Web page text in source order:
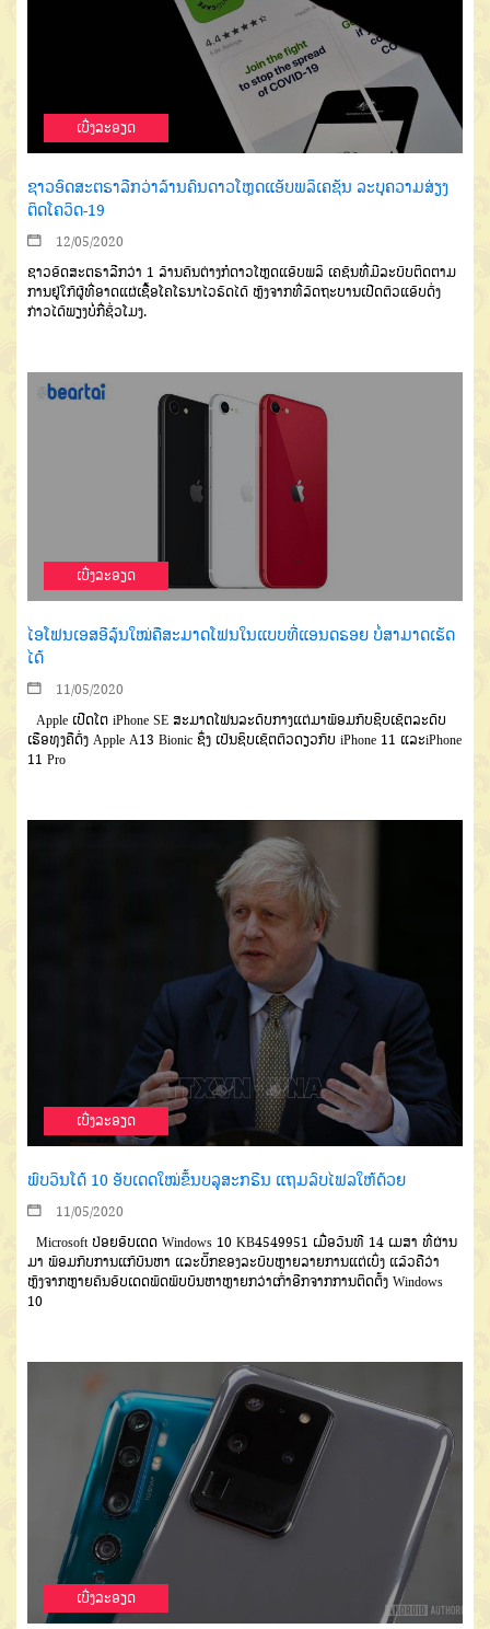
ເບີ່ງລະອຽດ
ຊາວອົດສະຕຣາລີກວ່າລ້ານຄົນດາວໂຫຼດແອັບພລິເຄຊັນ ລະບຸຄວາມສ່ຽງ
ຕິດໂຄວິດ-19
12/05/2020
ຊາວອົດສະຕຣາລີກວ່າ 1 ລ້ານຄົນຕ່າງກໍດາວໂຫຼດແອັບພລິ ເຄຊັນທີ່ມີລະບົບຕິດຕາມ
ການຢູ່ໃກ້ຜູ້ທີ່ອາດແຜ່ເຊື້ອໂຄໂຣນາໄວຣັດໄດ້ ຫຼັງຈາກທີ່ລັດຖະບານເປີດຕົວແອັບດັ່ງ
ກ່າວໄດ້ພຽງບໍ່ກີ່ຊົ່ວໂມງ.
ເບີ່ງລະອຽດ
ໄອໂຟນເອສອີລຸ້ນໃໝ່ຄືສະມາດໂຟນໃນແບບທີ່ແອນດຣອຍ ບໍ່ສາມາດເຮັດ
ໄດ້
11/05/2020
Apple ເປີດໂຕ iPhone SE ສະມາດໂຟນລະດັບກາງແຕ່ມາພ້ອມກັບຊິບເຊັຕລະດັບ
ເຮືອທຸງຄືດັ່ງ Apple A13 Bionic ຊຶ່ງ ເປັນຊິບເຊັຕຕົວດຽວກັບ iPhone 11 ແລະiPhone
11 Pro
ເບີ່ງລະອຽດ
ພົບວິນໂດ້ 10 ອັບເດດໃໝ່ຂຶ້ນບລູສະກຣີນ ແຖມລົບໄຟລໃຫ້ດ້ວຍ
11/05/2020
Microsoft ປ່ອຍອັບເດດ Windows 10 KB4549951 ເມື່ອວັນທີ 14 ເມສາ ທີ່ຜ່ານ
ມາ ພ້ອມກັບການແກ້ບັນຫາ ແລະບັ໊ກຂອງລະບົບຫຼາຍລາຍການແຕ່ເບິ່ງ ແລ້ວຄືວ່າ
ຫຼັງຈາກຫຼາຍຄົນອັບເດດພັດພົບບັນຫາຫຼາຍກວ່າເກົ່າອີກຈາກການຕິດຕັ້ງ Windows
10
ເບີ່ງລະອຽດ